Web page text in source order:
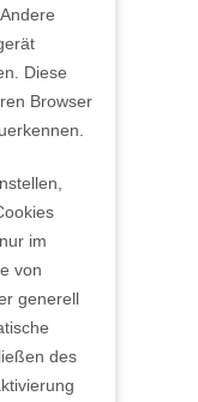
Diese
Browser
im
von
generell
des